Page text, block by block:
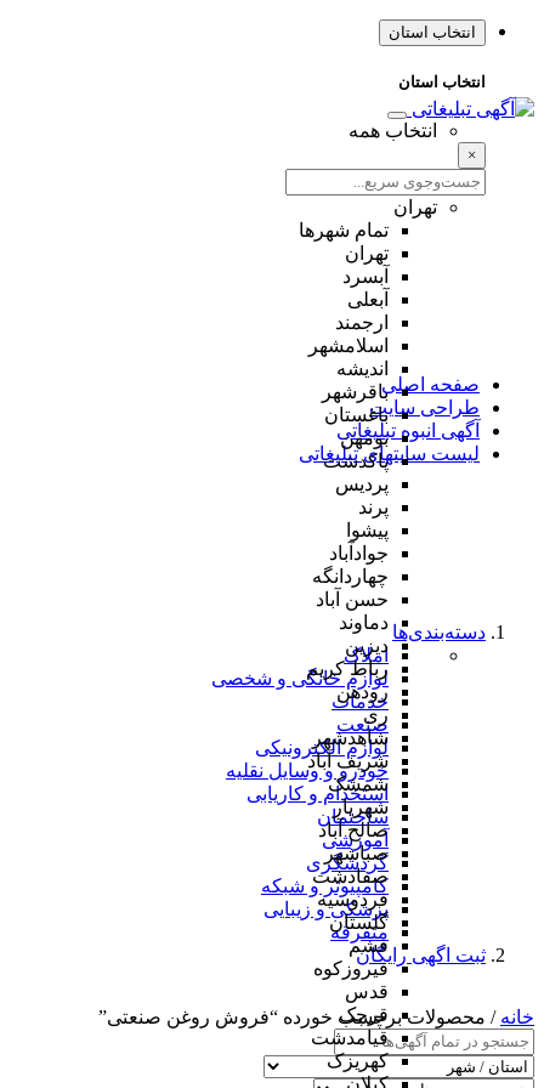
انتخاب استان
انتخاب استان
انتخاب همه
×
تهران
تمام شهر‌ها
تهران
آبسرد
آبعلی
ارجمند
اسلامشهر
اندیشه
باقرشهر
باغستان
بومهن
پاکدشت
پردیس
پرند
پیشوا
جوادآباد
چهاردانگه
حسن آباد
دماوند
دیزین
رباط کریم
رودهن
ری
شاهدشهر
شریف آباد
شمشک
شهریار
صالح آباد
صباشهر
صفادشت
فردوسیه
گلستان
فشم
فیروزکوه
قدس
قرچک
قیامدشت
کهریزک
صفحه اصلی
طراحی سایت
آگهی انبوه تبلیغاتی
لیست سایتهای تبلیغاتی
دسته‌بندی‌ها
املاک
لوازم خانگی و شخصی
خدمات
صنعت
لوازم الکترونیکی
خودرو و وسایل نقلیه
استخدام و کاریابی
ساختمان
آموزشی
گردشگری
کامپیوتر و شبکه
پزشکی و زیبایی
متفرقه
ثبت اگهی رایگان
خانه / محصولات برچسب خورده “فروش روغن صنعتی”